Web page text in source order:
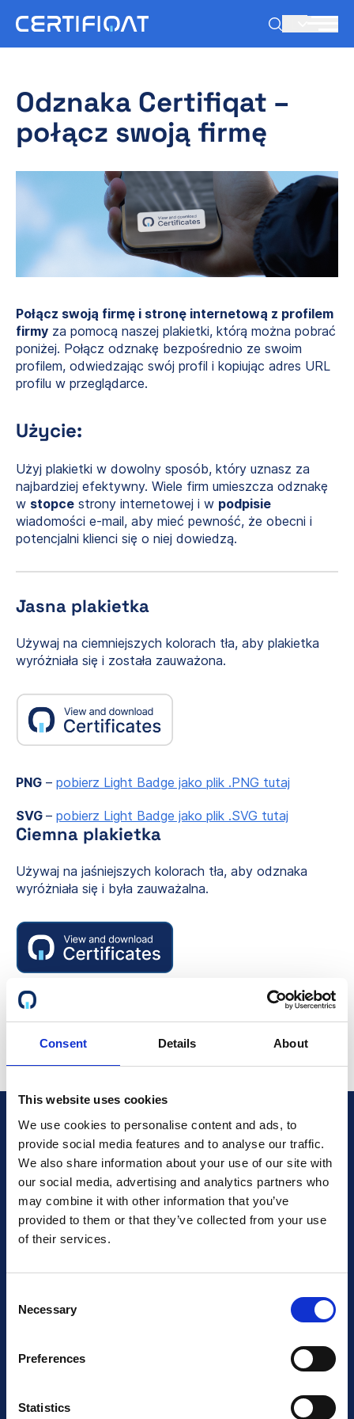
Consent Details About
This website uses cookies
We use cookies to personalise content and ads, to
provide social media features and to analyse our traffic.
We also share information about your use of our site with
our social media, advertising and analytics partners who
may combine it with other information that you’ve
provided to them or that they’ve collected from your use
of their services.
Selection
Necessary
Preferences
Statistics
Odznaka Certifiqat –
połącz swoją firmę
Połącz swoją firmę i stronę internetową z profilem
firmy za pomocą naszej plakietki, którą można pobrać
poniżej. Połącz odznakę bezpośrednio ze swoim
profilem, odwiedzając swój profil i kopiując adres URL
profilu w przeglądarce.
Użycie:
Użyj plakietki w dowolny sposób, który uznasz za
najbardziej efektywny. Wiele firm umieszcza odznakę
w stopce strony internetowej i w podpisie
wiadomości e-mail, aby mieć pewność, że obecni i
potencjalni klienci się o niej dowiedzą.
Jasna plakietka
Używaj na ciemniejszych kolorach tła, aby plakietka
wyróżniała się i została zauważona.
PNG – pobierz Light Badge jako plik .PNG tutaj
SVG – pobierz Light Badge jako plik .SVG tutaj
Ciemna plakietka
Używaj na jaśniejszych kolorach tła, aby odznaka
wyróżniała się i była zauważalna.
PNG Pobierz Dark Badge jako plik .PNG tutaj
SVG–Pobierz Dark Badge jako plik .SVG tutaj
Czy jesteś
certyfikowany?Upewnij
się, że Twoi przyszli
klienci o tym wiedzą!